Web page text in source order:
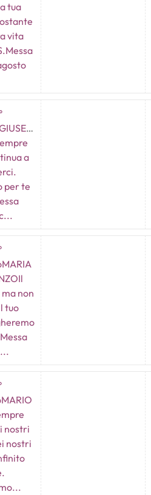
tua
vita
a
per te
non
tuo
nostri
nostri